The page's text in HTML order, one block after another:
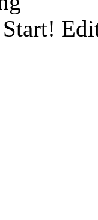
Start!